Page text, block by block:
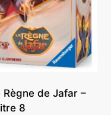
de Jafar –
8